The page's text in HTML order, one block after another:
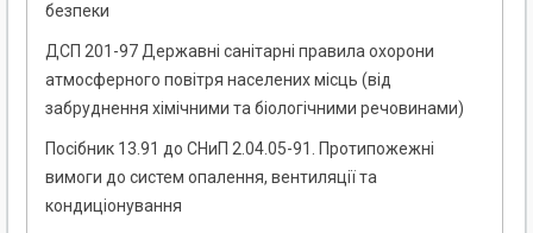
безпеки
ДСП 201-97 Державні санітарні правила охорони
атмосферного повітря населених місць (від
забруднення хімічними та біологічними речовинами)
Посібник 13.91 до СНиП 2.04.05-91. Протипожежні
вимоги до систем опалення, вентиляції та
кондиціонування